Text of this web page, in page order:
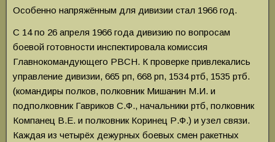
Особенно напряжённым для дивизии стал 1966 год.
С 14 по 26 апреля 1966 года дивизию по вопросам
боевой готовности инспектировала комиссия
Главнокомандующего РВСН. К проверке привлекались
управление дивизии, 665 рп, 668 рп, 1534 ртб, 1535 ртб.
(командиры полков, полковник Мишанин М.И. и
подполковник Гавриков С.Ф., начальники ртб, полковник
Компанец В.Е. и полковник Коринец Р.Ф.) и узел связи.
Каждая из четырёх дежурных боевых смен ракетных